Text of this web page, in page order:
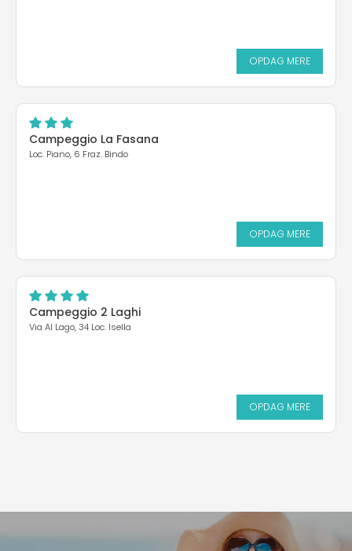
OPDAG MERE
Campeggio La Fasana
Loc. Piano, 6 Fraz. Bindo
OPDAG MERE
Campeggio 2 Laghi
Via Al Lago, 34 Loc. Isella
OPDAG MERE